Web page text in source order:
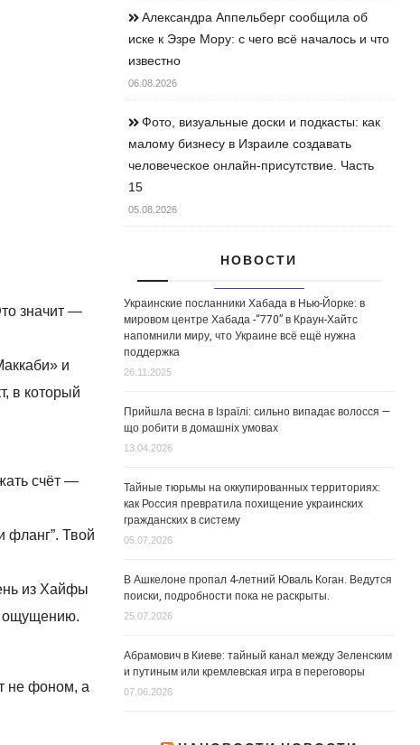
значит —
и
в который
счёт —
фланг”. Твой
из Хайфы
ощущению.
не фоном, а
Александра Аппельберг сообщила об
иске к Эзре Мору: с чего всё началось и что
известно
06.08.2026
Фото, визуальные доски и подкасты: как
малому бизнесу в Израиле создавать
человеческое онлайн-присутствие. Часть
15
05.08.2026
НОВОСТИ
Украинские посланники Хабада в Нью-Йорке: в
мировом центре Хабада -“770” в Краун-Хайтс
напомнили миру, что Украине всё ещё нужна
поддержка
26.11.2025
Прийшла весна в Ізраїлі: сильно випадає волосся —
що робити в домашніх умовах
13.04.2026
Тайные тюрьмы на оккупированных территориях:
как Россия превратила похищение украинских
гражданских в систему
05.07.2026
В Ашкелоне пропал 4-летний Юваль Коган. Ведутся
поиски, подробности пока не раскрыты.
25.07.2026
Абрамович в Киеве: тайный канал между Зеленским
и путиным или кремлевская игра в переговоры
07.06.2026